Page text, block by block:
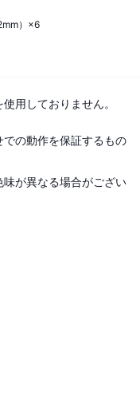
）×6
用しておりません。
の動作を保証するもの
が異なる場合がござい